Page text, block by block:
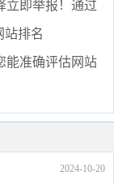
立即举报 ！通过
站排名
能准确评估网站
2024-10-20